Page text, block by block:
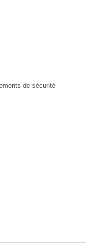
de sécurité